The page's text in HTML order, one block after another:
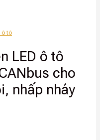
ô tô
LED ô tô
cho
nhấp nháy